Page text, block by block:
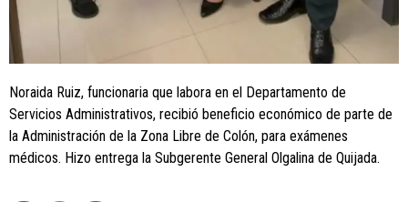
Noraida Ruiz, funcionaria que labora en el Departamento de
Servicios Administrativos, recibió beneficio económico de parte de
la Administración de la Zona Libre de Colón, para exámenes
médicos. Hizo entrega la Subgerente General Olgalina de Quijada.